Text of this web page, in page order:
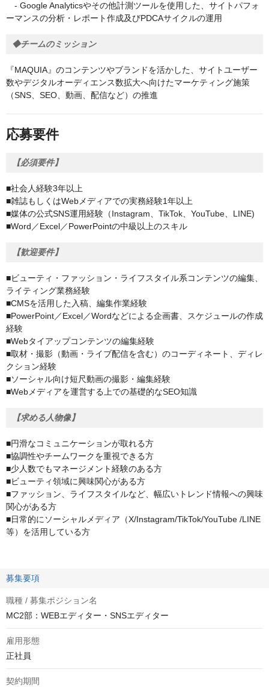
- Google Analyticsやその他計測ツールを使用した、サイトパフォ
ーマンスの分析・レポート作成及びPDCAサイクルの運用
◆チームのミッション
『MAQUIA』のコンテンツやブランドを活かした、サイトユーザー
数やデジタルオーディエンス数拡大へ向けたマーケティング施策
（SNS、SEO、動画、配信など）の推進
応募要件
【必須要件】
■社会人経験3年以上
■雑誌もしくはWebメディアでの実務経験1年以上
■媒体の公式SNS運用経験（Instagram、TikTok、YouTube、LINE)
■Word／Excel／PowerPointの中級以上のスキル
【歓迎要件】
■ビューティ・ファッション・ライフスタイル系コンテンツの編集、
ライティング業務経験
■CMSを活用した入稿、編集作業経験
■PowerPoint／Excel／Wordなどによる企画書、スケジュールの作成
経験
■Webタイアップコンテンツの編集経験
■取材・撮影（動画・ライブ配信を含む）のコーディネート、ディレ
クション経験
■ソーシャル向け短尺動画の撮影・編集経験
■Webメディアを運営する上での基礎的なSEO知識
【求める人物像】
■円滑なコミュニケーションが取れる方
■協調性やチームワークを重視できる方
■少人数でもマネージメント経験のある方
■ビューティ領域に興味関心がある方
■ファッション、ライフスタイルなど、幅広いトレンド情報への興味
関心がある方
■日常的にソーシャルメディア（X/Instagram/TikTok/YouTube /LINE
等）を活用している方
募集要項
職種 / 募集ポジション名
MC2部：WEBエディター・SNSエディター
雇用形態
正社員
契約期間